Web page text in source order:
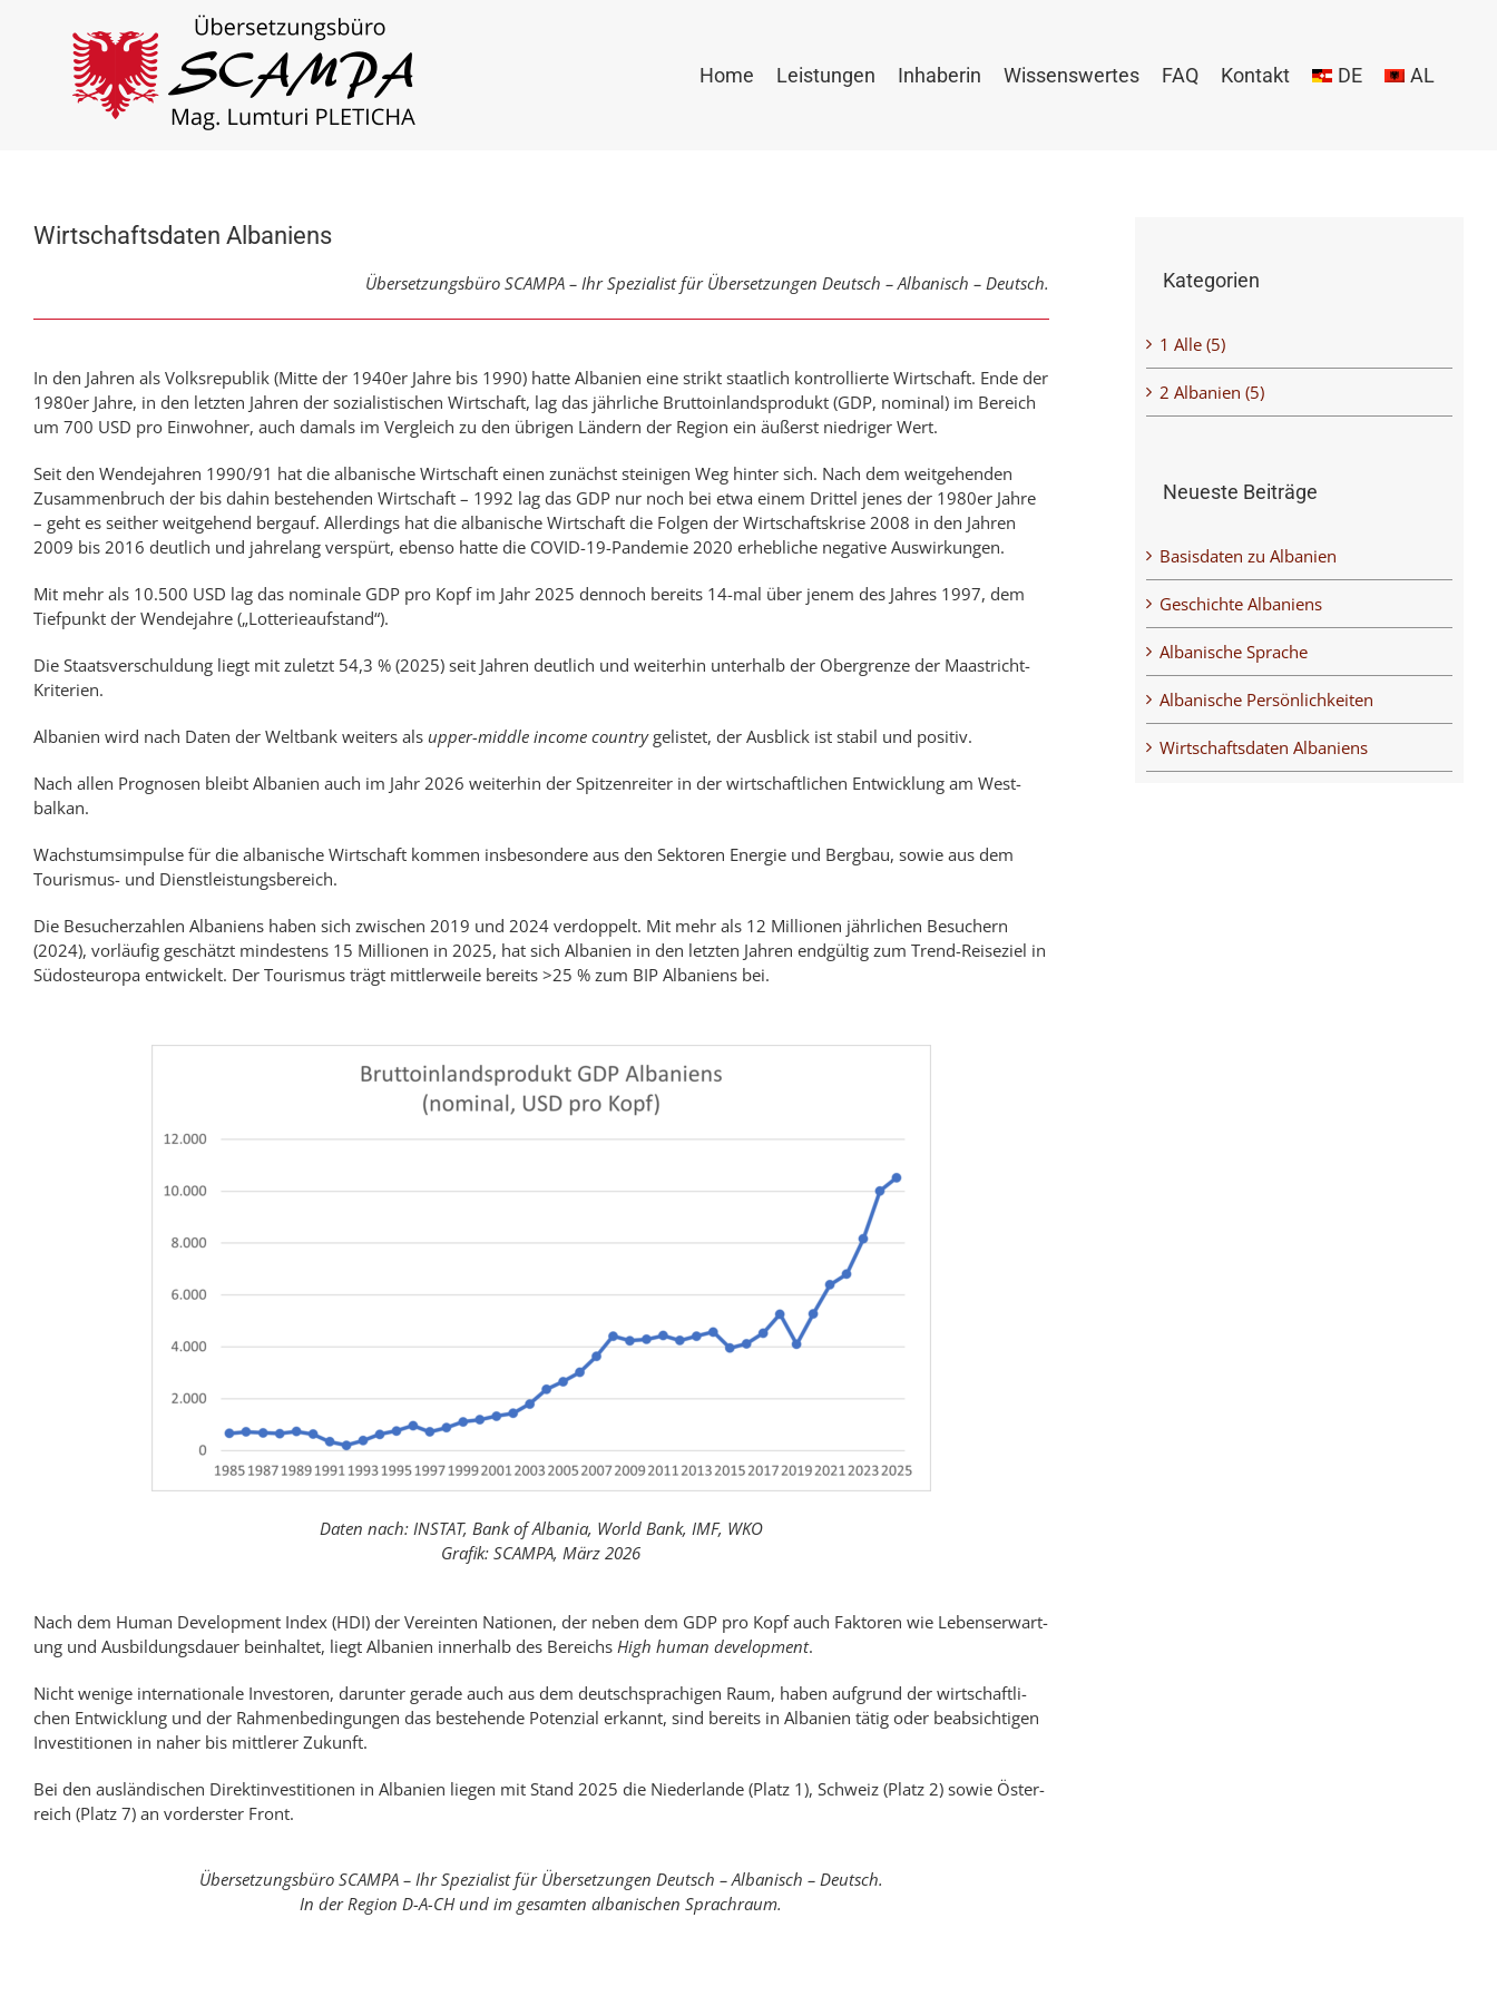
Home Leistungen Inhaberin Wissenswertes FAQ Kontakt DE AL
Wirtschaftsdaten Albaniens
Übersetzungs­büro SCAMPA – Ihr Spe­zia­list für Über­set­zun­gen Deutsch – Alba­nisch – Deutsch.
In den Jahren als Volks­­repub­lik (Mitte der 1940er Jahre bis 1990) hatte Albanien eine strikt staat­­lich kon­trollier­­te Wirt­schaft. Ende der
1980er Jahre, in den letz­t­en Jahr­en der sozial­is­ti­sch­en Wirt­­schaft, lag das jähr­­li­­che Brutto­­inlands­­pro­dukt (GDP, nominal) im Bereich
um 700 USD pro Ein­­wohner, auch damals im Ver­­gleich zu den übri­g­en Län­dern der Re­gion ein äußerst nie­dri­g­er Wert.
Seit den Wende­jahr­en 1990/91 hat die alba­ni­­sche Wirt­­schaft einen zu­nächst stei­ni­g­en Weg hinter sich. Nach dem weit­ge­hen­den
Zusammen­­bruch der bis dahin be­ste­hen­d­en Wirt­­schaft – 1992 lag das GDP nur noch bei etwa einem Drit­tel jenes der 1980er Jahre
– geht es seit­­her weit­­ge­hend berg­­auf. Aller­­dings hat die alba­­ni­­sche Wirt­­schaft die Fol­gen der Wirt­­schafts­­kri­se 2008 in den Jahr­en
2009 bis 2016 deut­­lich und jahre­­lang ver­spürt, eben­so hatte die COVID-19-Pan­de­mie 2020 er­he­bli­che negative Aus­wir­kung­en.
Mit mehr als 10.500 USD lag das no­mi­na­le GDP pro Kopf im Jahr 2025 den­­noch be­­reits 14-mal über jenem des Jah­res 1997, dem
Tief­­punkt der Wen­de­­jahre („Lot­te­rie­­auf­stand“).
Die Staats­ver­schuld­ung liegt mit zu­letzt 54,3 % (2025) seit Jah­ren deut­lich und weiter­hin unter­halb der Ober­grenze der Maastricht-
Kriterien.
Albanien wird nach Da­ten der Welt­bank weiters als upper-­middle income countrygelistet, der Aus­blick ist sta­bil und positiv.
Nach allen Prog­no­sen bleibt Albanien auch im Jahr 2026 weiter­hin der Spitzen­reiter in der wirt­schaft­lichen Ent­wick­lung am West­
balkan.
Wachstums­impulse für die alba­ni­sche Wirt­schaft kommen ins­beson­de­re aus den Sektor­en Ener­gie und Berg­bau, so­wie aus dem
Tourismus- und Dienst­leistungs­be­reich.
Die Besucher­zahlen Albaniens haben sich zwi­schen 2019 und 2024 ver­doppelt. Mit mehr als 12 Mil­lion­en jähr­lich­en Besuchern
(2024), vor­läuf­ig ge­schätzt mindest­ens 15 Millionen in 2025, hat sich Albanien in den letzt­en Jahr­en end­gültig zum Trend-Reise­ziel in
Süd­ost­euro­pa entwickelt. Der Tourismus trägt mittler­weile bereits >25 % zum BIP Albaniens bei.
Daten nach: INSTAT, Bank of Albania, World Bank, IMF, WKO
Grafik: SCAMPA, März 2026
Nach dem Human Development Index (HDI) der Verein­ten Nation­en, der neben dem GDP pro Kopf auch Fakt­oren wie Lebens­er­wart­
ung und Aus­bildungs­dauer be­inhalt­et, liegt Albanien inner­halb des Be­reichs High human development.
Nicht wenige inter­na­tionale Inves­­toren, da­runter ge­ra­de auch aus dem deutsch­­spra­­chi­g­en Raum, haben auf­­grund der wirt­­schaft­­li­
chen Ent­wick­­lung und der Rahmen­­be­din­gun­g­en das be­ste­hen­­de Po­ten­zial er­kannt, sind be­­reits in Albanien tä­tig oder be­ab­­sich­­tig­en
In­ves­ti­­ti­on­en in na­her bis mitt­ler­er Zu­kunft.
Bei den aus­ländisch­en Direkt­­inves­ti­ti­on­en in Albanien lie­gen mit Stand 2025 die Nieder­lande (Platz 1), Schweiz (Platz 2) so­wie Öster­
reich (Platz 7) an vor­der­ster Front.
Übersetzungs­büro SCAMPA – Ihr Spe­zia­list für Über­set­zun­gen Deutsch – Alba­nisch – Deutsch.
In der Region D-A-CH und im ge­sam­ten alba­ni­schen Sprach­raum.
Kategorien
1 Alle (5)
2 Albanien (5)
Neueste Beiträge
Basisdaten zu Albanien
Geschichte Albaniens
Albanische Sprache
Albanische Persönlichkeiten
Wirtschaftsdaten Albaniens